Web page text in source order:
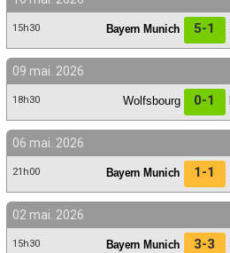
15h30 Bayern Munich 5-1
09 mai. 2026
18h30 Wolfsbourg 0-1
06 mai. 2026
21h00 Bayern Munich 1-1
02 mai. 2026
15h30 Bayern Munich 3-3
Contact / Signaler un bug
Recrutement Maxifoot
Mentions légales
site web Maxifoot.fr